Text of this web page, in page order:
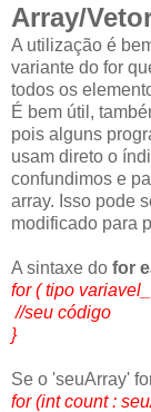
Array/
A utilização é
variante do for
todos os
É bem útil,
pois alguns
usam direto o
confundimos e
array. Isso pode
modificado para
A sintaxe do for
for ( tipo
//seu código
}
Se o 'seuArray'
for (int count :